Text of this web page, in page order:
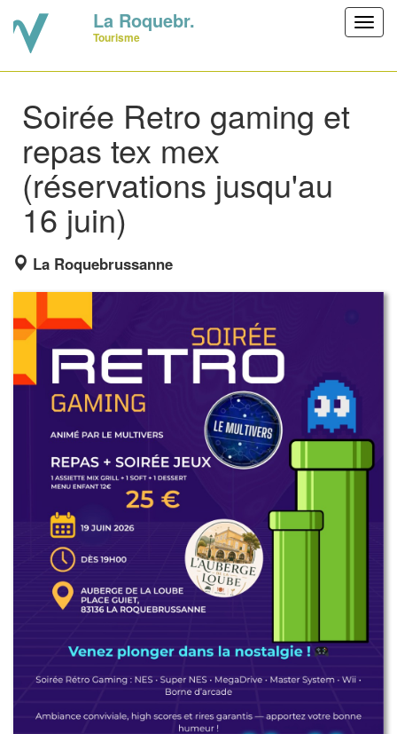
La Roquebr.
Tourisme
Soirée Retro gaming et
repas tex mex
(réservations jusqu'au
16 juin)
La Roquebrussanne